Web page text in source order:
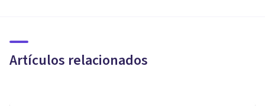
Artículos relacionados
de morir